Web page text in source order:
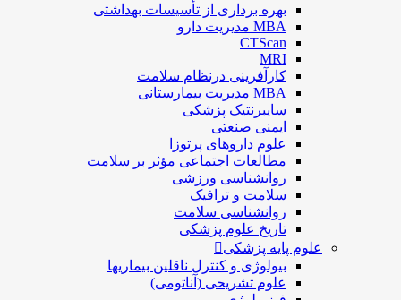
بهره برداری از تأسیسات بهداشتی
MBA مدیریت دارو
CTScan
MRI
کارآفرینی درنظام سلامت
MBA مدیریت بیمارستانی
سایبرنتیک پزشکی
ایمنی صنعتی
علوم داروهای پرتوزا
مطالعات اجتماعی مؤثر بر سلامت
روانشناسی ورزشی
سلامت و ترافیک
روانشناسی سلامت
تاریخ علوم پزشکی
علوم پایه پزشکی
بیولوژی و کنترل ناقلین بیماریها
علوم تشریحی (آناتومی)